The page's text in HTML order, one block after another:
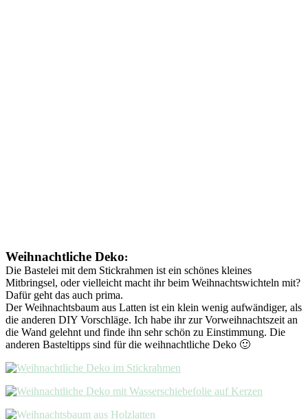
Weihnachtliche Deko:
Die Bastelei mit dem Stickrahmen ist ein schönes kleines
Mitbringsel, oder vielleicht macht ihr beim Weihnachtswichteln mit?
Dafür geht das auch prima.
Der Weihnachtsbaum aus Latten ist ein klein wenig aufwändiger, als
die anderen DIY Vorschläge. Ich habe ihr zur Vorweihnachtszeit an
die Wand gelehnt und finde ihn sehr schön zu Einstimmung. Die
anderen Basteltipps sind für die weihnachtliche Deko 🙂